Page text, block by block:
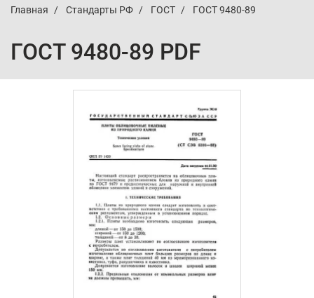
Главная Стандарты РФ ГОСТ ГОСТ 9480-89
ГОСТ 9480-89 PDF